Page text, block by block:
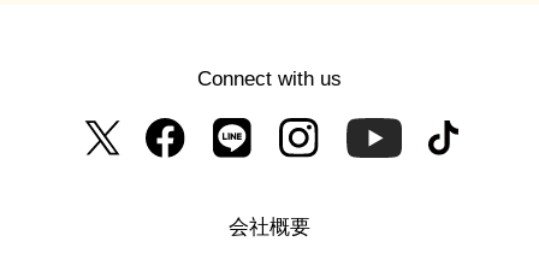
Connect with us
会社概要